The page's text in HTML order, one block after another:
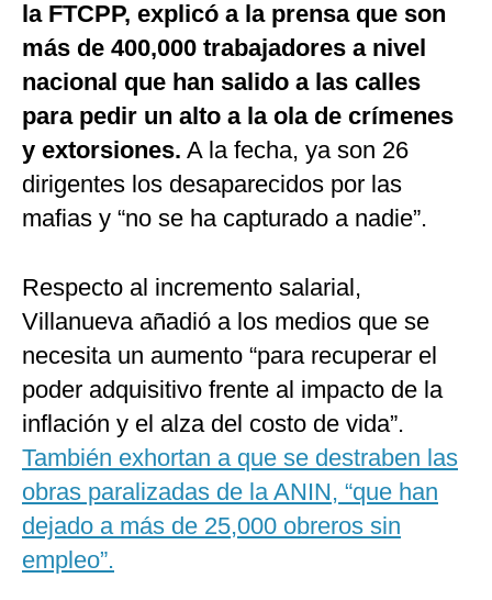
la FTCPP, explicó a la prensa que son
más de 400,000 trabajadores a nivel
nacional que han salido a las calles
para pedir un alto a la ola de crímenes
y extorsiones. A la fecha, ya son 26
dirigentes los desaparecidos por las
mafias y “no se ha capturado a nadie”.
Respecto al incremento salarial,
Villanueva añadió a los medios que se
necesita un aumento “para recuperar el
poder adquisitivo frente al impacto de la
inflación y el alza del costo de vida”.
También exhortan a que se destraben las
obras paralizadas de la ANIN, “que han
dejado a más de 25,000 obreros sin
empleo”.